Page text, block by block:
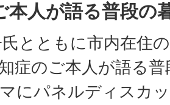
本人が語る普段の
とともに市内在住
症のご本人が語る
にパネルディスカ